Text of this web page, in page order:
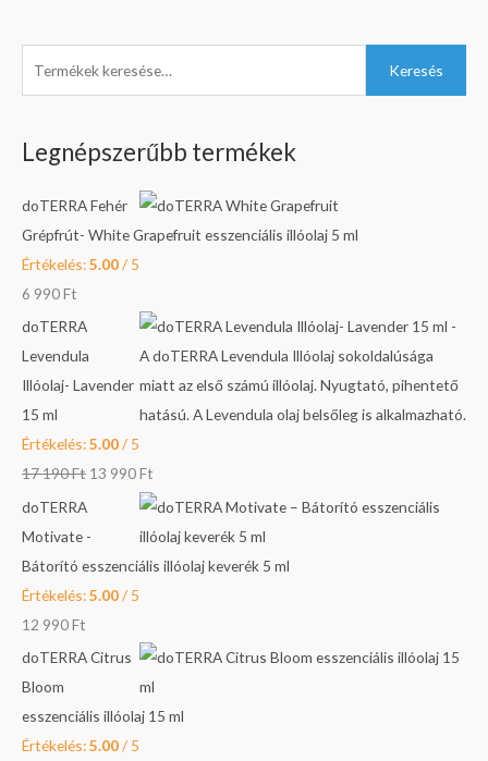
e
é
s
a
k
ö
v
e
t
k
e
ő
r
e
Keresés
Legnépszerűbb termékek
doTERRA Fehér
Grépfrút- White Grapefruit esszenciális illóolaj 5 ml
Értékelés:5.00/ 5
6 990Ft
doTERRA
Levendula
Illóolaj- Lavender
15 ml
Értékelés:5.00/ 5
17 190Ft
g
n
a
l
c
w
a
7
13 990Ft
r
n
t
i
c
e
i
1
3
doTERRA
Motivate -
Bátorító esszenciális illóolaj keverék 5 ml
Értékelés:5.00/ 5
12 990Ft
doTERRA Citrus
Bloom
esszenciális illóolaj 15 ml
Értékelés:5.00/ 5
g
n
a
l
c
w
a
0
r
n
t
i
c
e
i
:
8
9
9
F
á
á